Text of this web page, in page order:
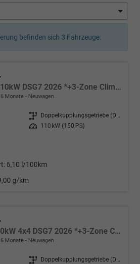
befinden sich 3 Fahrzeuge:
1.5 eTSI 150PS/110kW DSG7 2026 *+3-Zone Climatronic +ACC +Smart Amb*
6 Monate Neuwagen
Getriebe
Doppelkupplungsgetriebe (DSG)
Leistung 110 kW (150 PS)
6,10 l/100km
g/km
2.0 TSI 204PS/150kW 4x4 DSG7 2026 *+3-Zone Climatronic +ACC +Smart Amb*
6 Monate Neuwagen
Getriebe
Doppelkupplungsgetriebe (DSG)